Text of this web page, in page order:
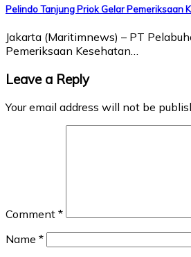
Pelindo Tanjung Priok Gelar Pemeriksaan
Jakarta (Maritimnews) – PT
Pemeriksaan Kesehatan…
Leave a Reply
Your email address will not be
Comment *
Name *